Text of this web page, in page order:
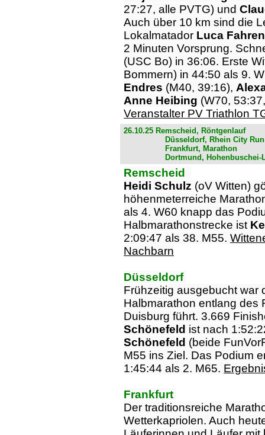
27:27, alle PVTG) und
Auch über 10 km sind die
Lokalmatador Luca
2 Minuten Vorsprung.
(USC Bo) in 36:06. Erste
Bommern) in 44:50 als 9.
Endres (M40, 39:16),
Anne Heibing (W70,
Veranstalter PV Triathlon
26.10.25 Remscheid, Röntgenlauf
Düsseldorf, Rhein City Run
Frankfurt, Marathon
Dortmund, Hohenbuschei-
Remscheid
Heidi Schulz (oV Witten)
höhenmeterreiche
als 4. W60 knapp das
Halbmarathonstrecke ist
2:09:47 als 38. M55.
Nachbarn
Düsseldorf
Frühzeitig ausgebucht war
Halbmarathon entlang des
Duisburg führt. 3.669
Schönefeld ist nach
Schönefeld (beide
M55 ins Ziel. Das Podium
1:45:44 als 2. M65.
Frankfurt
Der traditionsreiche
Wetterkapriolen. Auch